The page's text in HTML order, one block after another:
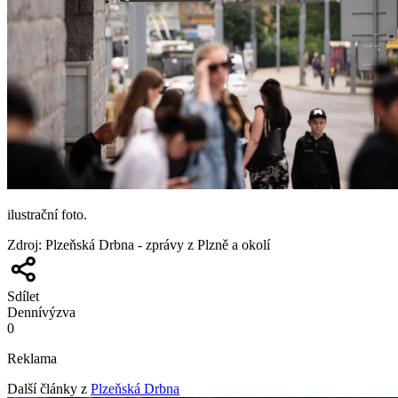
ilustrační foto.
Zdroj: Plzeňská Drbna - zprávy z Plzně a okolí
Sdílet
Dennívýzva
0
Reklama
Další články z Plzeňská Drbna